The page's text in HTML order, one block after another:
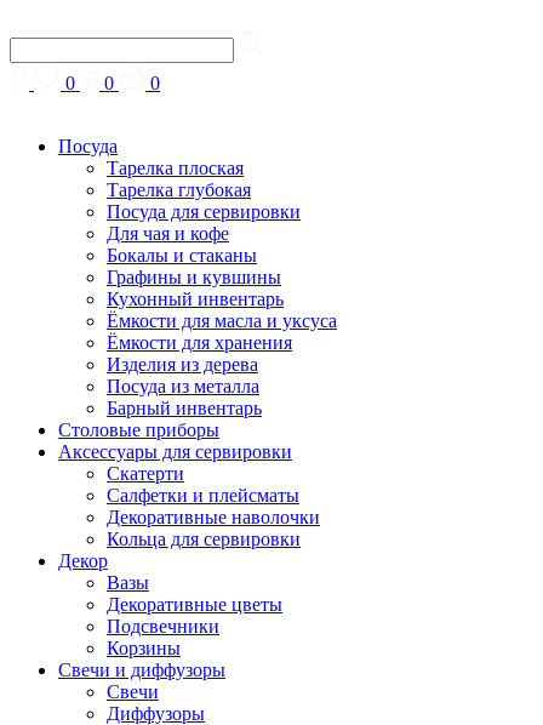
0 0 0
Посуда
Тарелка плоская
Тарелка глубокая
Посуда для сервировки
Для чая и кофе
Бокалы и стаканы
Графины и кувшины
Кухонный инвентарь
Ёмкости для масла и уксуса
Ёмкости для хранения
Изделия из дерева
Посуда из металла
Барный инвентарь
Столовые приборы
Аксессуары для сервировки
Скатерти
Cалфетки и плейсматы
Декоративные наволочки
Кольца для сервировки
Декор
Вазы
Декоративные цветы
Подсвечники
Корзины
Свечи и диффузоры
Свечи
Диффузоры